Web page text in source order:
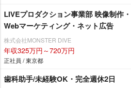
LIVEプロダクション事業部 映像制作
Webマーケティング・ネット広告
株式会社MONSTER DIVE
年収325万円～720万円
正社員 / 東京都
歯科助手/未経験OK・完全週休2日